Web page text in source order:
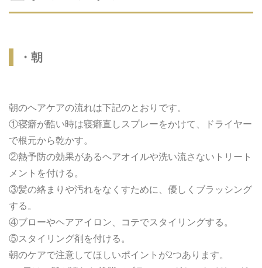
・朝
朝のヘアケアの流れは下記のとおりです。
①寝癖が酷い時は寝癖直しスプレーをかけて、ドライヤー
で根元から乾かす。
②熱予防の効果があるヘアオイルや洗い流さないトリート
メントを付ける。
③髪の絡まりや汚れをなくすために、優しくブラッシング
する。
④ブローやヘアアイロン、コテでスタイリングする。
⑤スタイリング剤を付ける。
朝のケアで注意してほしいポイントが2つあります。